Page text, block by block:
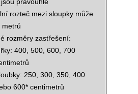
rozteč mezi sloupky může
metrů
rozměry zastřešení:
400, 500, 600, 700
250, 300, 350, 400
600* centimetrů